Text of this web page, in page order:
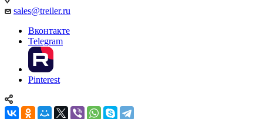
sales@treiler.ru
Вконтакте
Telegram
Pinterest